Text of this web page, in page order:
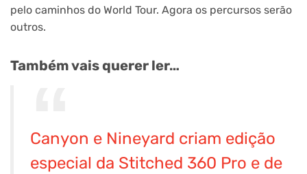
pelo caminhos do World Tour. Agora os percursos serão
outros.
Também vais querer ler…
Canyon e Nineyard criam edição
especial da Stitched 360 Pro e de